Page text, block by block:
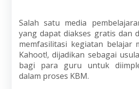
Salah satu media
yang dapat diakses gratis dan
memfasilitasi kegiatan belajar
Kahoot!, dijadikan sebagai
bagi para guru untuk
dalam proses KBM.